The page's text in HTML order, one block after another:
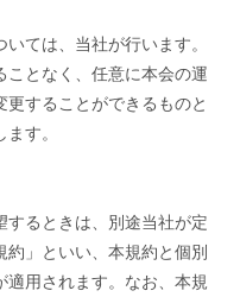
ては、当社が行います。
ことなく、任意に本会の運
することができるものと
す。
するときは、別途当社が定
」といい、本規約と個別
用されます。なお、本規